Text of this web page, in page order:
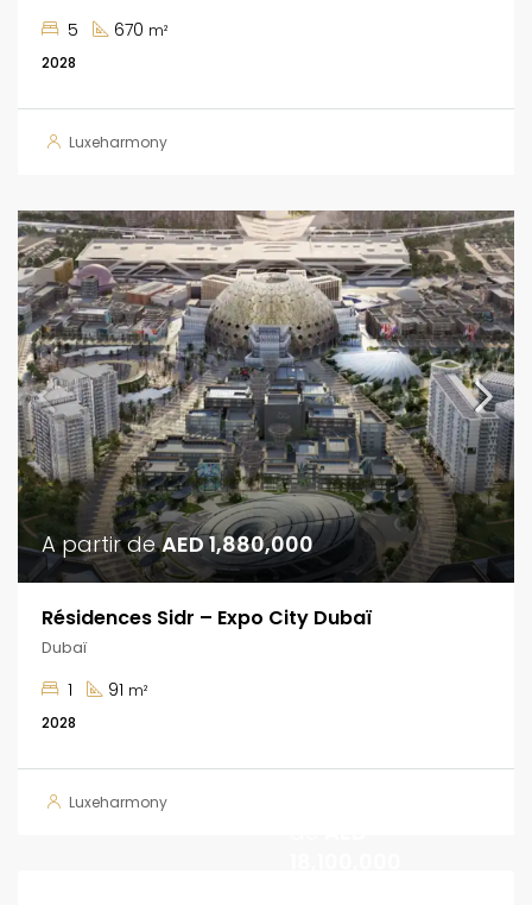
5 670 m²
2028
Luxeharmony
A partir deAED 1,880,000
Résidences Sidr – Expo City Dubaï
Dubaï
1 91 m²
2028
Luxeharmony